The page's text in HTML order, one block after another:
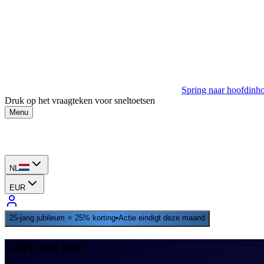
Spring naar
Druk op het vraagteken voor sneltoetsen
Menu
NL
EUR
25‑jarig jubileum ⭐ 25% korting•Actie eindigt deze maand
Geef een Ster